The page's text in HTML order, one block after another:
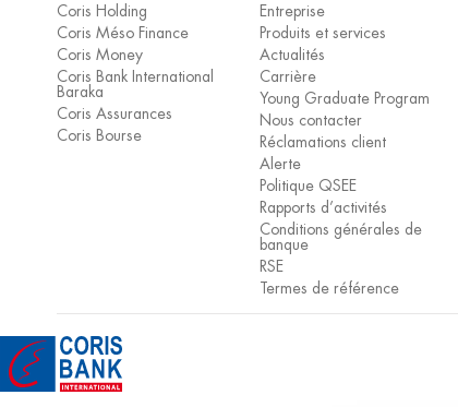
Coris Holding
Coris Méso Finance
Coris Money
Coris Bank International
Baraka
Coris Assurances
Coris Bourse
Entreprise
Produits et services
Actualités
Carrière
Young Graduate Program
Nous contacter
Réclamations client
Alerte
Politique QSEE
Rapports d’activités
Conditions générales de
banque
RSE
Termes de référence